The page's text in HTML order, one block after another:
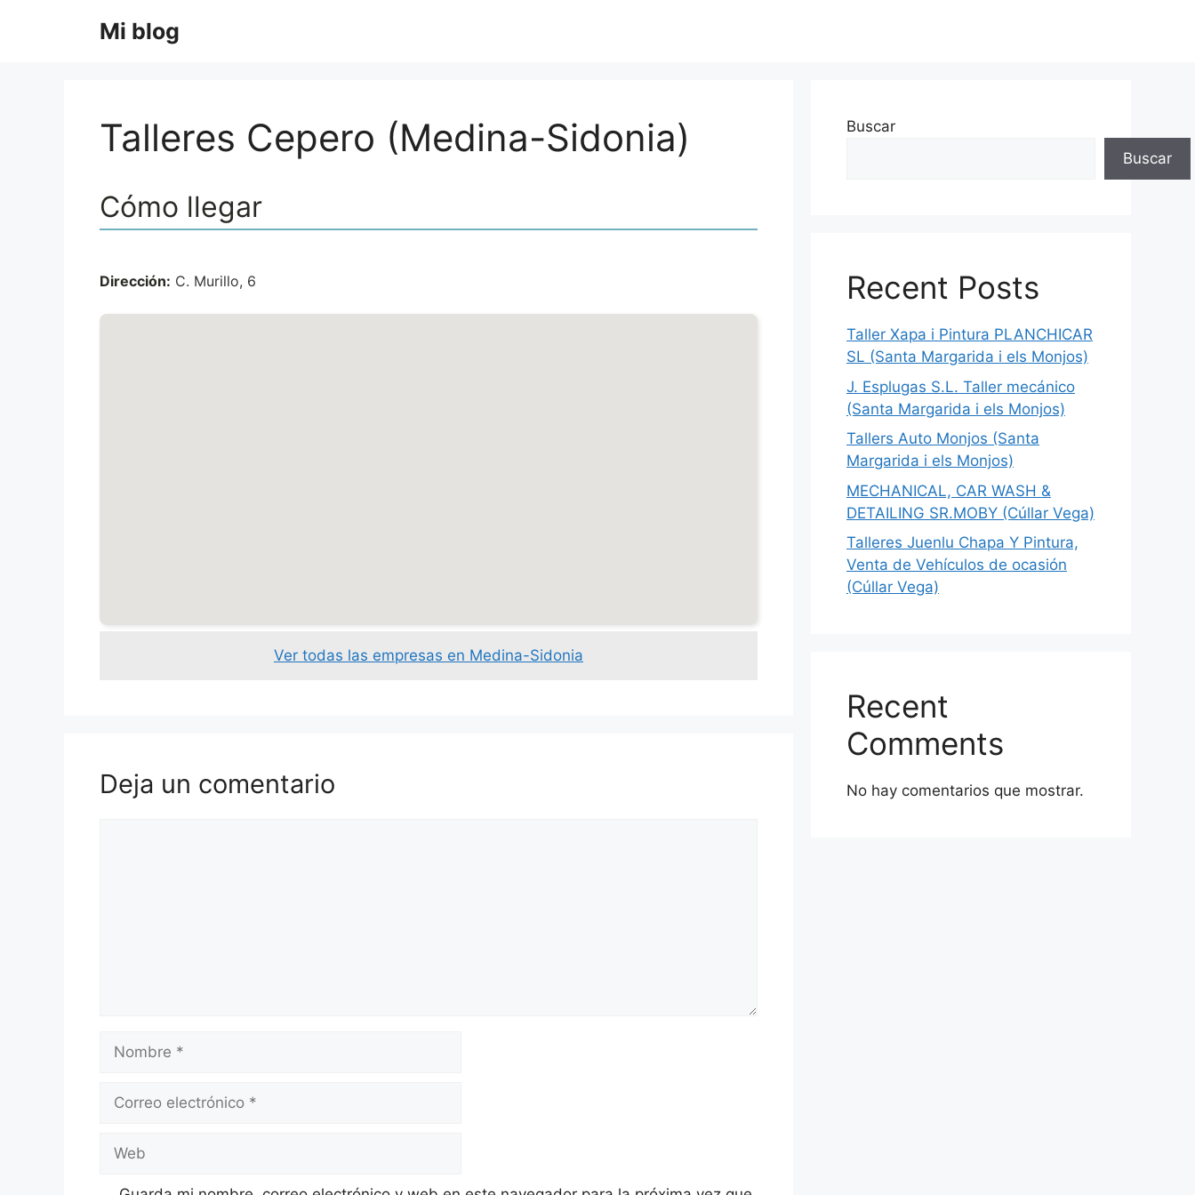
Mi blog
Talleres Cepero (Medina-Sidonia)
Cómo llegar
Dirección: C. Murillo, 6
Ver todas las empresas en Medina-Sidonia
Deja un comentario
Nombre
Correo
Web
Buscar
Buscar
Recent Posts
Taller Xapa i Pintura PLANCHICAR
SL (Santa Margarida i els Monjos)
J. Esplugas S.L. Taller mecánico
(Santa Margarida i els Monjos)
Tallers Auto Monjos (Santa
Margarida i els Monjos)
MECHANICAL, CAR WASH &
DETAILING SR.MOBY (Cúllar Vega)
Talleres Juenlu Chapa Y Pintura,
Venta de Vehículos de ocasión
(Cúllar Vega)
Recent
Comments
No hay comentarios que mostrar.